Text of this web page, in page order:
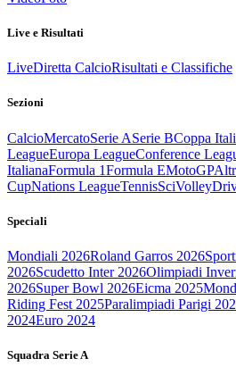
Live e Risultati
LiveDiretta CalcioRisultati e Classifiche
Sezioni
CalcioMercatoSerie ASerie BCoppa
LeagueEuropa LeagueConference
ItalianaFormula 1Formula EMotoGP
CupNations LeagueTennisSciVolley
Speciali
Mondiali 2026Roland Garros 2026
2026Scudetto Inter 2026Olimpiadi
2026Super Bowl 2026Eicma 2025
Riding Fest 2025Paralimpiadi Parigi
2024Euro 2024
Squadra Serie A